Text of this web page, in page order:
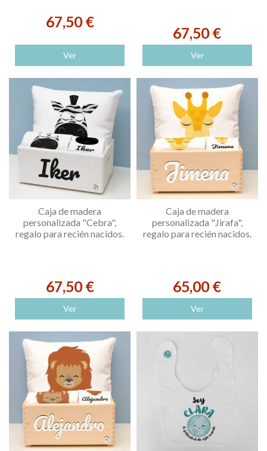
67,50 €
Ver
67,50 €
Ver
Caja de madera
personalizada "Cebra",
regalo para recién nacidos.
67,50 €
Ver
Caja de madera
personalizada "Jirafa",
regalo para recién nacidos.
65,00 €
Ver